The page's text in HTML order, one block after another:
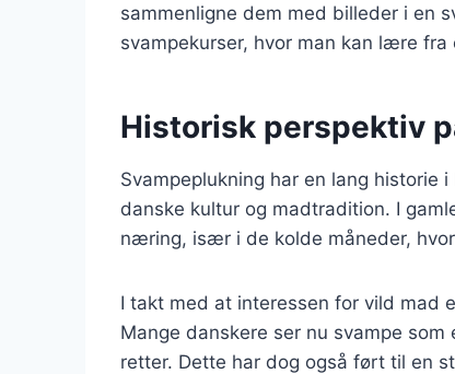
sammenligne dem med billeder i en
svampekurser, hvor man kan lære fra
Historisk perspektiv
Svampeplukning har en lang
danske kultur og madtradition. I
næring, især i de kolde måneder,
I takt med at interessen for vild mad
Mange danskere ser nu svampe
retter. Dette har dog også ført til en